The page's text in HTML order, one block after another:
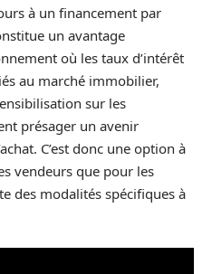
à un financement par
un avantage
où les taux d’intérêt
au marché immobilier,
sur les
présager un avenir
C’est donc une option à
vendeurs que pour les
des modalités spécifiques à